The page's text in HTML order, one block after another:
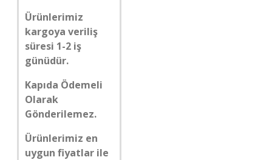
Ürünlerimiz
kargoya veriliş
süresi 1-2 iş
günüdür.
Kapıda Ödemeli
Olarak
Gönderilemez.
Ürünlerimiz en
uygun fiyatlar ile